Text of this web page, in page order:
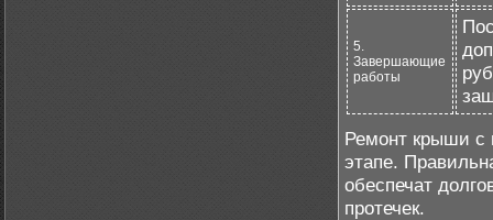
5.
Завершающие
работы
Ремонт крыши с
этапе.
обеспечат
протечек.